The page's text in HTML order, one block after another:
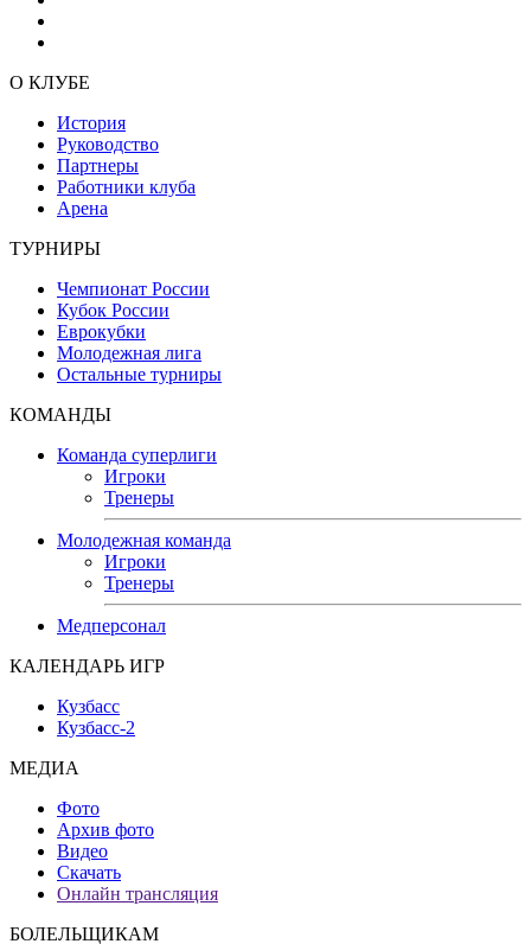
О КЛУБЕ
История
Руководство
Партнеры
Работники клуба
Арена
ТУРНИРЫ
Чемпионат России
Кубок России
Еврокубки
Молодежная лига
Остальные турниры
КОМАНДЫ
Команда суперлиги
Игроки
Тренеры
Молодежная команда
Игроки
Тренеры
Медперсонал
КАЛЕНДАРЬ ИГР
Кузбасс
Кузбасс-2
МЕДИА
Фото
Архив фото
Видео
Скачать
Онлайн трансляция
БОЛЕЛЬЩИКАМ